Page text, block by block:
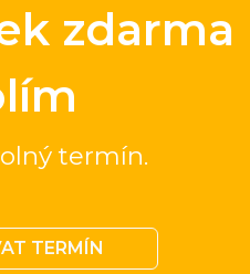
zdarma
termín.
TERMÍN